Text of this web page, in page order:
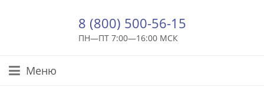
8 (800) 500-56-15
ПН—ПТ 7:00—16:00 МСК
Меню